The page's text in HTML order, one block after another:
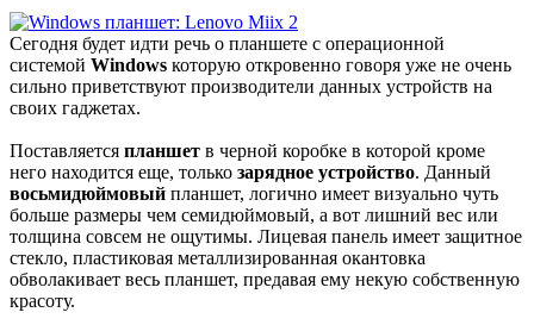
Сегодня будет идти речь о планшете с операционной
системой Windows которую откровенно говоря уже не очень
сильно приветствуют производители данных устройств на
своих гаджетах.
Поставляется планшет в черной коробке в которой кроме
него находится еще, только зарядное устройство. Данный
восьмидюймовый планшет, логично имеет визуально чуть
больше размеры чем семидюймовый, а вот лишний вес или
толщина совсем не ощутимы. Лицевая панель имеет защитное
стекло, пластиковая металлизированная окантовка
обволакивает весь планшет, предавая ему некую собственную
красоту.